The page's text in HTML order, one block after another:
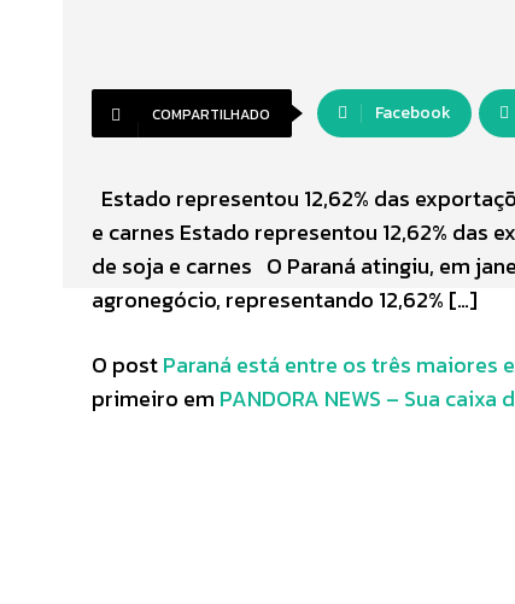
COMPARTILHADO Facebook
Estado representou 12,62% das
e carnes Estado representou 12,62%
de soja e carnes O Paraná atingiu, em
agronegócio, representando 12,62% […]
O postParaná está entre os três
primeiro em PANDORA NEWS – Sua caixa